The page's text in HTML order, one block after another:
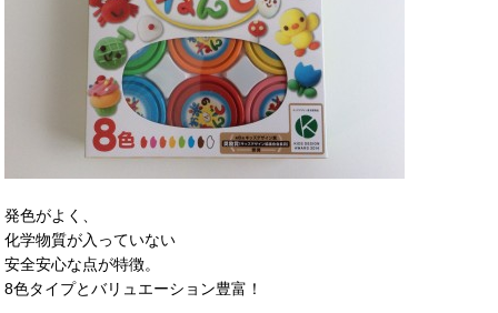
発色がよく、
化学物質が入っていない
安全安心な点が特徴。
8色タイプとバリュエーション豊富！